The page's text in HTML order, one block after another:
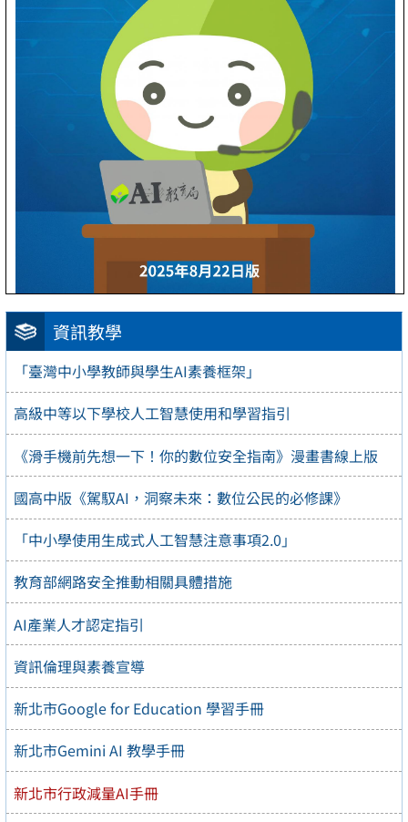
資訊教學
「臺灣中小學教師與學生AI素養框架」
高級中等以下學校人工智慧使用和學習指引
《滑手機前先想一下！你的數位安全指南》漫畫書線上版
國高中版《駕馭AI，洞察未來：數位公民的必修課》
「中小學使用生成式人工智慧注意事項2.0」
教育部網路安全推動相關具體措施
AI產業人才認定指引
資訊倫理與素養宣導
新北市Google for Education 學習手冊
新北市Gemini AI 教學手冊
新北市行政減量AI手冊